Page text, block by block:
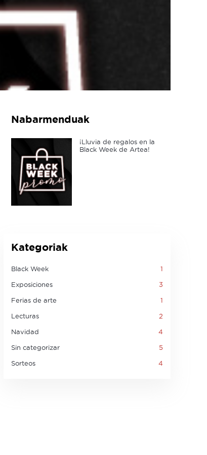
Nabarmenduak
¡Lluvia de regalos en la
Black Week de Artea!
Kategoriak
Black Week 1
Exposiciones 3
Ferias de arte 1
Lecturas 2
Navidad 4
Sin categorizar 5
Sorteos 4